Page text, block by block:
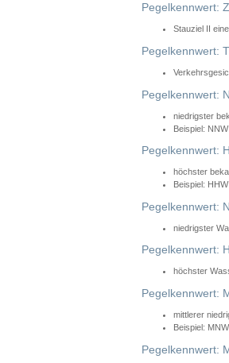
Pegelkennwert:
Stauziel II
Pegelkennwert:
Pegelkennwert:
niedrigster
Beispiel:
Pegelkennwert:
höchster
Beispiel:
Pegelkennwert:
niedrigster
Pegelkennwert:
höchster
Pegelkennwert:
mittlerer
Beispiel:
Pegelkennwert: